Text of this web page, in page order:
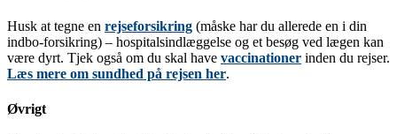
Husk at tegne en rejseforsikring (måske har du allerede en i din
indbo-forsikring) – hospitalsindlæggelse og et besøg ved lægen kan
være dyrt. Tjek også om du skal have vaccinationer inden du rejser.
Læs mere om sundhed på rejsen her.
Øvrigt